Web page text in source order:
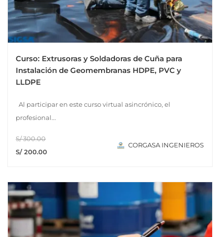
Curso: Extrusoras y Soldadoras de Cuña para
Instalación de Geomembranas HDPE, PVC y
LLDPE
Al participar en este curso virtual asincrónico, el
profesional...
S/ 300.00
S/ 200.00
CORGASA INGENIEROS